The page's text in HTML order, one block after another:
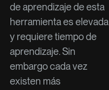
de aprendizaje de esta
herramienta es elevada
y requiere tiempo de
aprendizaje. Sin
embargo cada vez
existen más